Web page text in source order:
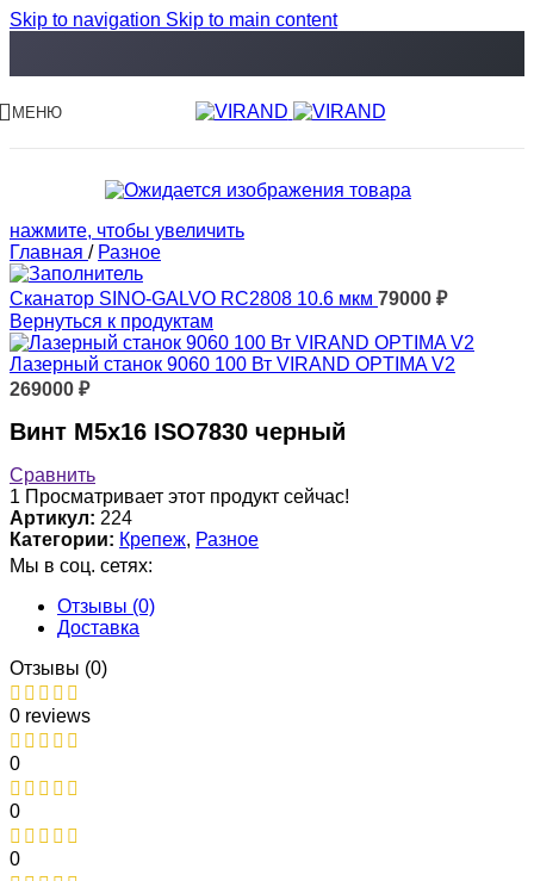
Skip to navigation Skip to main content
МЕНЮ
нажмите, чтобы увеличить
Главная / Разное
Сканатор SINO-GALVO RC2808 10.6 мкм 79000 ₽
Вернуться к продуктам
Лазерный станок 9060 100 Вт VIRAND OPTIMA V2
269000 ₽
Винт M5x16 ISO7830 черный
Сравнить
1 Просматривает этот продукт сейчас!
Артикул: 224
Категории: Крепеж, Разное
Мы в соц. сетях:
Отзывы (0)
Доставка
Отзывы (0)
0 reviews
0
0
0